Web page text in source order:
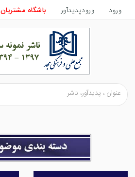
ورود ورودپدیدآور باشگاه مشتریان